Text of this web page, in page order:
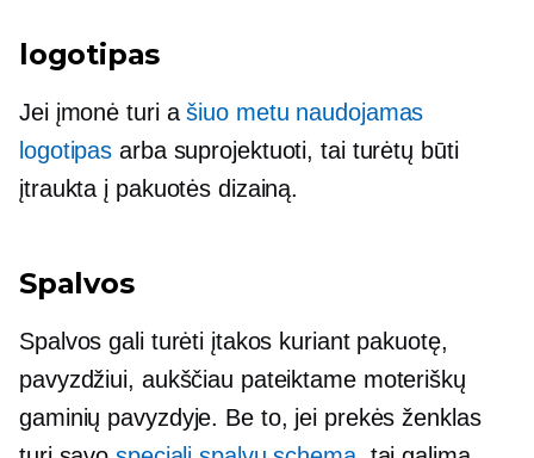
logotipas
Jei įmonė turi ašiuo metu naudojamas
logotipas arba suprojektuoti, tai turėtų būti
įtraukta į pakuotės dizainą.
Spalvos
Spalvos gali turėti įtakos kuriant pakuotę,
pavyzdžiui, aukščiau pateiktame moteriškų
gaminių pavyzdyje. Be to, jei prekės ženklas